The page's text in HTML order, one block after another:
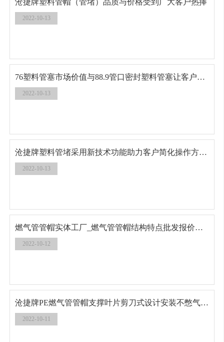
沧捷牌塑料管帽（管堵）品质与价格受到广大客户热捧
2022-10-13
76塑料管塞市场价值与88.9管口密封塑料管塞让客户多省多赚
2022-10-13
沧捷牌塑料管堵采用新技术功能助力客户简化操作方便安装与拆卸
2022-10-13
燃气管管帽实体工厂_燃气管管帽结构特点批发报价你关心的都在这里
2022-10-12
沧捷牌PE燃气管管帽支撑叶片剪刀式设计安装不憋气密封性好
2022-10-11